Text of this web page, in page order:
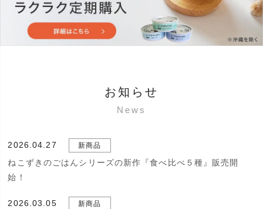
お知らせ
News
2026.04.27 新商品
ねこずきのごはんシリーズの新作『食べ比べ５種』販売開
始！
2026.03.05 新商品